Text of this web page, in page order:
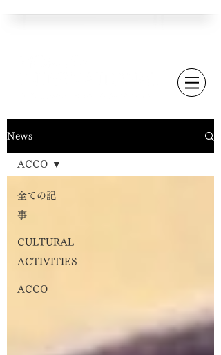
News
全ての記
事
CULTURAL
ACTIVITIES
ACCO
ACCO